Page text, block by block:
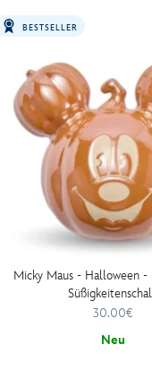
BESTSELLER
Micky Maus - Halloween -
30.00€
Neu